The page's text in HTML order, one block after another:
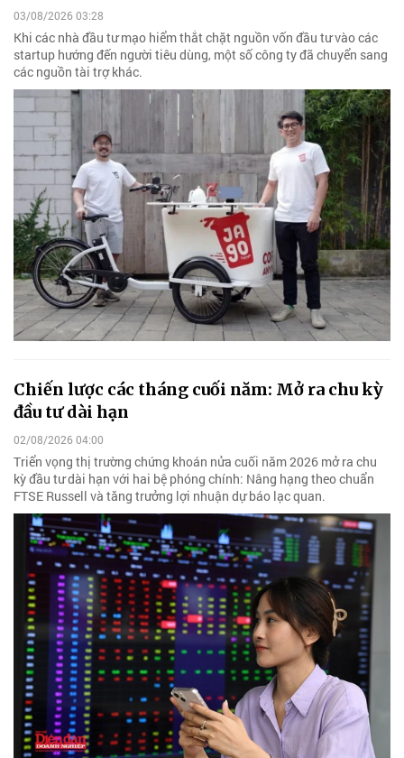
03/08/2026 03:28
Khi các nhà đầu tư mạo hiểm thắt chặt nguồn vốn đầu tư vào các
startup hướng đến người tiêu dùng, một số công ty đã chuyển sang
các nguồn tài trợ khác.
Chiến lược các tháng cuối năm: Mở ra chu kỳ
đầu tư dài hạn
02/08/2026 04:00
Triển vọng thị trường chứng khoán nửa cuối năm 2026 mở ra chu
kỳ đầu tư dài hạn với hai bệ phóng chính: Nâng hạng theo chuẩn
FTSE Russell và tăng trưởng lợi nhuận dự báo lạc quan.